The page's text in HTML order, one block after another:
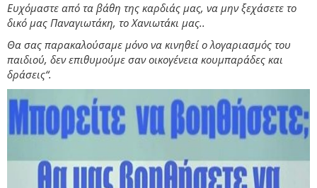
Ευχόμαστε από τα βάθη της καρδιάς μας, να μην ξεχάσετε το
δικό μας Παναγιωτάκη, το Χανιωτάκι μας..
Θα σας παρακαλούσαμε μόνο να κινηθεί ο λογαριασμός του
παιδιού, δεν επιθυμούμε σαν οικογένεια κουμπαράδες και
δράσεις“.